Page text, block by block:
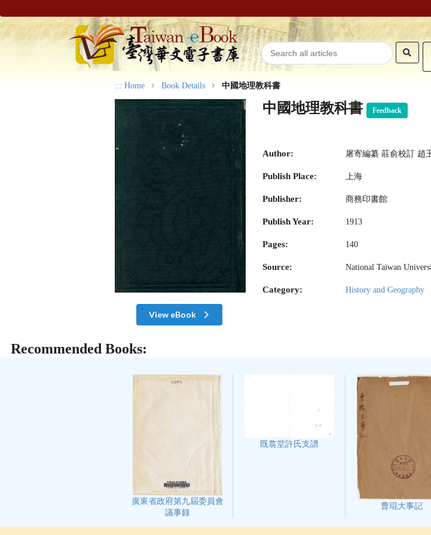
::: Home Book Details 中國地理教科書
View eBook
中國地理教科書 Feedback
Author: 屠寄編纂 莊俞校訂 趙
Publish Place: 上海
Publisher: 商務印書館
Publish Year: 1913
Pages: 140
Source: National Taiwan
Category: History and Geography
Recommended Books:
廣東省政府第九屆委員會
議事錄
既翕堂許氏支譜
曹琨大事記